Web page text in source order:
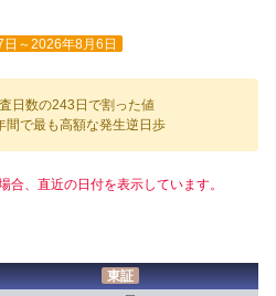
～2026年8月6日
日数の243日で割った値
間で最も高額な発生逆日歩
合、直近の日付を表示しています。
東証